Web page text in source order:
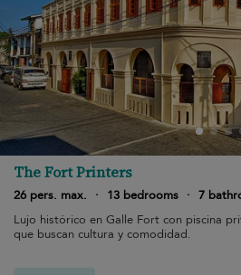
The Fort Printers
26 pers. max.
· 13 bedrooms · 7
Lujo histórico en Galle Fort con piscina
que buscan cultura y comodidad.